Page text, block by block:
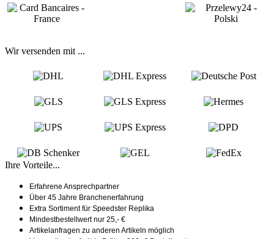
Wir versenden mit ...
Ihre Vorteile...
Erfahrene Ansprechpartner
Über 45 Jahre Branchenerfahrung
Extra Sortiment für Speedster Replika
Mindestbestellwert nur 25,- €
Artikelanfragen zu anderen Artikeln möglich